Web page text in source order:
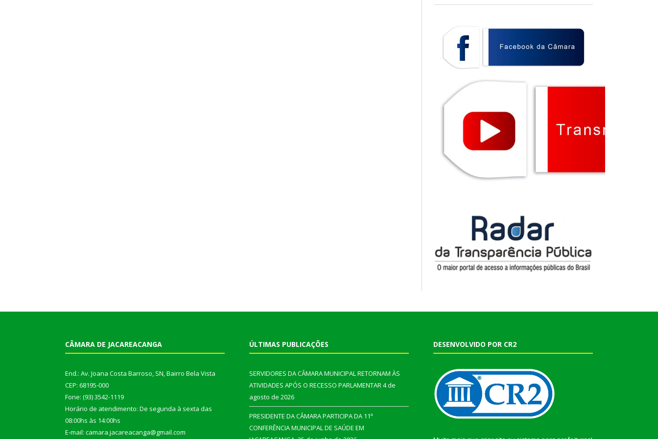
CÂMARA DE JACAREACANGA
End.: Av. Joana Costa Barroso, SN, Bairro Bela Vista
CEP: 68195-000
Fone: (93) 3542-1119
Horário de atendimento: De segunda à sexta das
08:00hs às 14:00hs
E-mail: camara.jacareacanga@gmail.com
ÚLTIMAS PUBLICAÇÕES
SERVIDORES DA CÂMARA MUNICIPAL RETORNAM ÀS
ATIVIDADES APÓS O RECESSO PARLAMENTAR4 de
agosto de 2026
PRESIDENTE DA CÂMARA PARTICIPA DA 11ª
CONFERÊNCIA MUNICIPAL DE SAÚDE EM
DESENVOLVIDO POR CR2